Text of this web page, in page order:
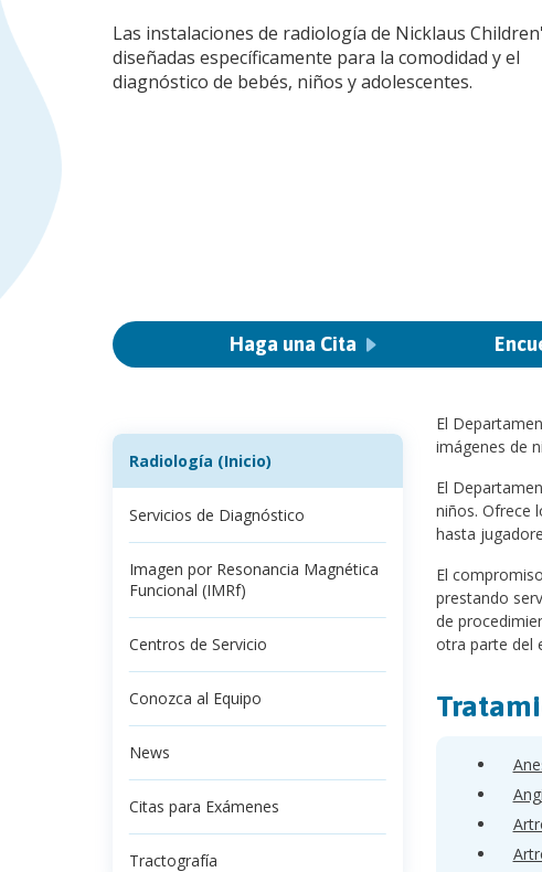
Las instalaciones de radiología de Nicklaus
diseñadas específicamente para la comodidad y el
diagnóstico de bebés, niños y adolescentes.
Haga una Cita
Radiología (Inicio)
Servicios de Diagnóstico
Imagen por Resonancia Magnética
Funcional (IMRf)
Centros de Servicio
Conozca al Equipo
News
Citas para Exámenes
Tractografía
El
imágenes de
El
niños. Ofrece
hasta
El
prestando
de
otra parte del